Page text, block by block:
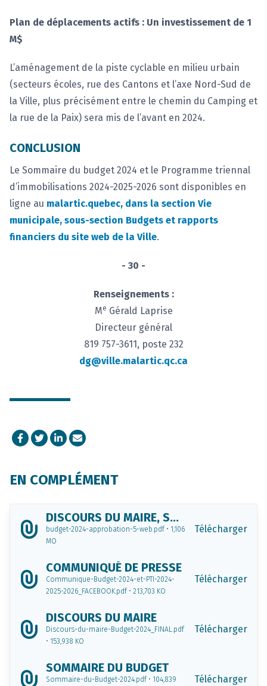
Plan de déplacements actifs : Un investissement de 1
M$
L’aménagement de la piste cyclable en milieu urbain
(secteurs écoles, rue des Cantons et l’axe Nord-Sud de
la Ville, plus précisément entre le chemin du Camping et
la rue de la Paix) sera mis de l’avant en 2024.
CONCLUSION
Le Sommaire du budget 2024 et le Programme triennal
d’immobilisations 2024-2025-2026 sont disponibles en
ligne au malartic.quebec, dans la section Vie
municipale, sous-section Budgets et rapports
financiers du site web de la Ville.
- 30 -
Renseignements :
Me Gérald Laprise
Directeur général
819 757-3611, poste 232
dg@ville.malartic.qc.ca
Facebook
TwitterLinkedIn
Courriel
EN COMPLÉMENT
DISCOURS DU MAIRE, SOMMAIRE DU BUDGET ET PTI
budget-2024-approbation-5-web.pdf • 1,106
MO
Télécharger
COMMUNIQUÉ DE PRESSE
Communique-Budget-2024-et-PTI-2024-
2025-2026_FACEBOOK.pdf • 213,703 KO
Télécharger
DISCOURS DU MAIRE
Discours-du-maire-Budget-2024_FINAL.pdf
• 153,938 KO
Télécharger
SOMMAIRE DU BUDGET
Sommaire-du-Budget-2024.pdf • 104,839
Télécharger